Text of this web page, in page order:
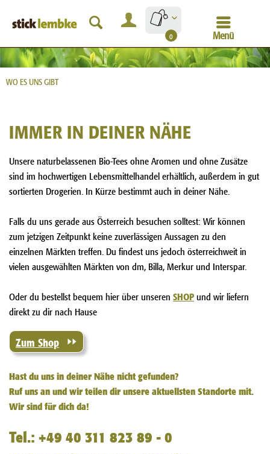
0 Menü
WO ES UNS GIBT
BAUMWOLLBEUTEL
PYRAMIDENBEUTEL
IMMER IN DEINER NÄHE
Unsere naturbelassenen Bio-Tees ohne Aromen und ohne Zusätze
sind im hochwertigen Lebensmittelhandel erhältlich, außerdem in gut
sortierten Drogerien. In Kürze bestimmt auch in deiner Nähe.
Falls du uns gerade aus Österreich besuchen solltest: Wir können
zum jetzigen Zeitpunkt keine zuverlässigen Aussagen zu den
einzelnen Märkten treffen. Du findest uns jedoch österreichweit in
vielen ausgewählten Märkten von dm, Billa, Merkur und Interspar.
Oder du bestellst bequem hier über unseren SHOP und wir liefern
direkt zu dir nach Hause
Zum Shop
Hast du uns in deiner Nähe nicht gefunden?
Ruf uns an und wir teilen dir unsere aktuellsten Standorte mit.
Wir sind für dich da!
Tel.: +49 40 311 823 89 - 0